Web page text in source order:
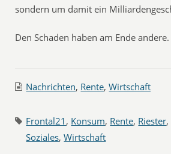
sondern um damit ein
Den Schaden haben am Ende andere.
Nachrichten, Rente,Wirtschaft
Frontal21 , Konsum, Rente, Riester,
Soziales,Wirtschaft